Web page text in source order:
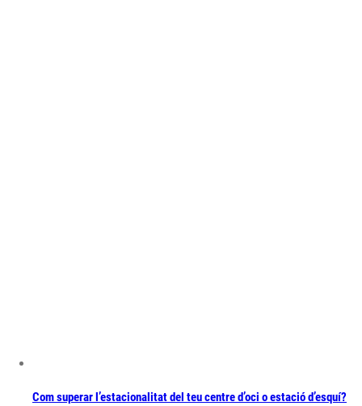
Com superar l’estacionalitat del teu centre d’oci o estació d’esquí?